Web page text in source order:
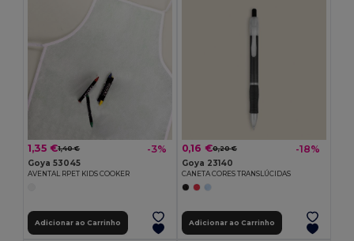
1,35 €1,40 € -3%
Goya 53045
AVENTAL RPET KIDS COOKER
Adicionar ao Carrinho
0,16 €0,20 € -18%
Goya 23140
CANETA CORES TRANSLÚCIDAS
Adicionar ao Carrinho